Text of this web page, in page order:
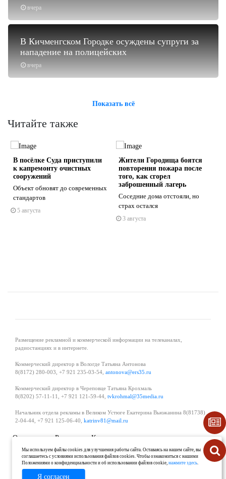
вчера
вчера
В Кичменгском Городке осуждены супруги за
нападение на полицейских
Показать всё
Читайте также
В посёлке Суда приступили
к капремонту очистных
сооружений
Объект обновят до современных
стандартов
5 августа
Жители Городища боятся
повторения пожара после
того, как сгорел
заброшенный лагерь
Соседние дома отстояли, но
страх остался
3 августа
Размещение рекламной и коммерческой информации на телеканалах,
радиостанциях и в интернете.
Коммерческий директор в Вологде Татьяна Антонова
8(8172) 280-003, +7 921 235-03-54, antonova@ers35.ru
Коммерческий директор в Череповце Татьяна Крохмаль
8(8202) 57-11-11, +7 921 121-59-44, tvkrohmal@35media.ru
Начальник отдела рекламы в Великом Устюге Екатерина Вьюжанина 8(81738)
2-04-44, +7 921 125-06-40, katrinv81@mail.ru
О проекте Реклама
Контакты
Политика в области обработки и защиты персональных данных
Мы используем файлы cookies для улучшения работы сайта. Оставаясь на нашем сайте, вы
соглашаетесь с условиями использования файлов cookies. Чтобы ознакомиться с нашими
Положениями о конфиденциальности и об использовании файлов cookie,нажмите здесь.
Я согласен